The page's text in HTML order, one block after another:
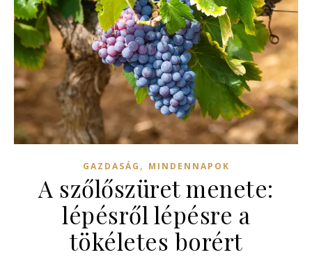
GAZDASÁG , MINDENNAPOK
A szőlőszüret menete:
lépésről lépésre a
tökéletes borért